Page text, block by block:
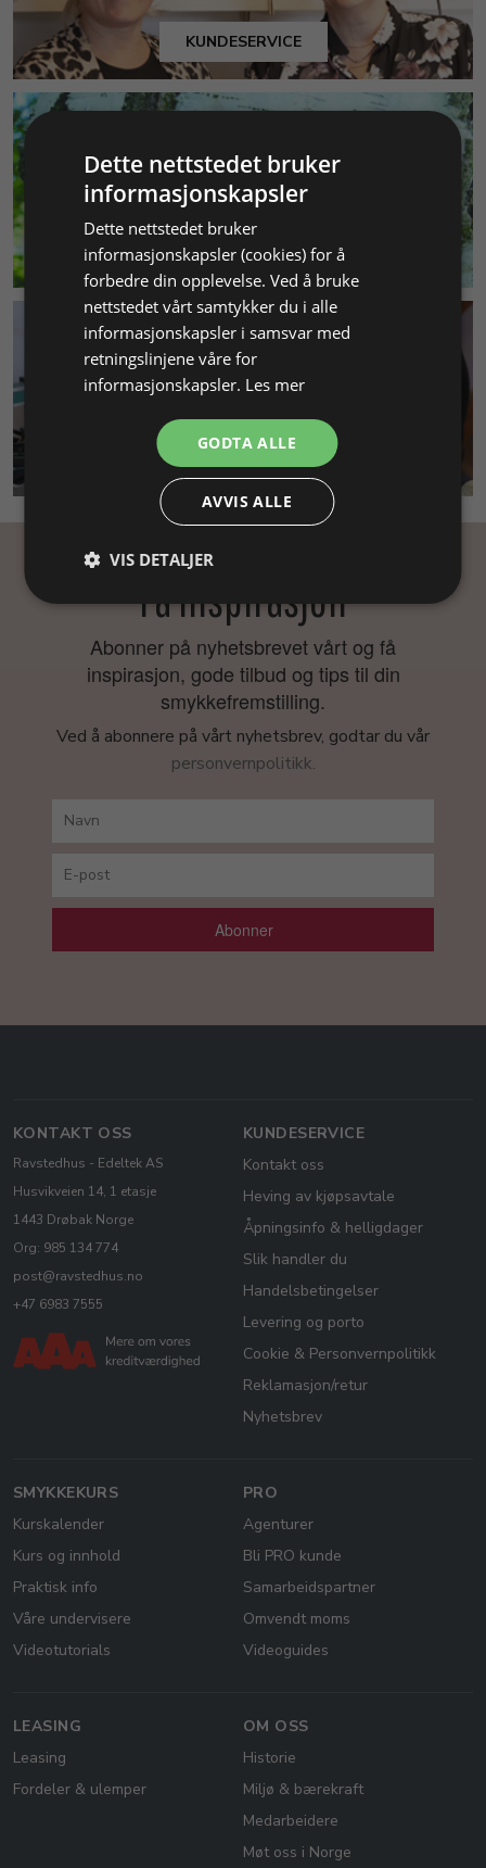
KUNDESERVICE
MILJØ & BÆREKRAFT
Få inspirasjon
Abonner på nyhetsbrevet vårt og få
inspirasjon, gode tilbud og tips til din
smykkefremstilling.
Ved å abonnere på vårt nyhetsbrev, godtar du vår
personvernpolitikk.
Abonner
KONTAKT OSS
Ravstedhus - Edeltek AS
Husvikveien 14, 1 etasje
1443 Drøbak Norge
Org: 985 134 774
post@ravstedhus.no
+47 6983 7555
KUNDESERVICE
Kontakt oss
Heving av kjøpsavtale
Åpningsinfo & helligdager
Slik handler du
Handelsbetingelser
Levering og porto
Cookie & Personvernpolitikk
Reklamasjon/retur
Nyhetsbrev
SMYKKEKURS
Kurskalender
Kurs og innhold
Praktisk info
Våre undervisere
Videotutorials
PRO
Agenturer
Bli PRO kunde
Samarbeidspartner
Omvendt moms
Videoguides
LEASING
Leasing
Fordeler & ulemper
OM OSS
Historie
Miljø & bærekraft
Medarbeidere
Møt oss i Norge
Dette nettstedet bruker
informasjonskapsler
Dette nettstedet bruker
informasjonskapsler (cookies) for å
forbedre din opplevelse. Ved å bruke
nettstedet vårt samtykker du i alle
informasjonskapsler i samsvar med
retningslinjene våre for
informasjonskapsler. Les mer
GODTA ALLE
AVVIS ALLE
VIS DETALJER